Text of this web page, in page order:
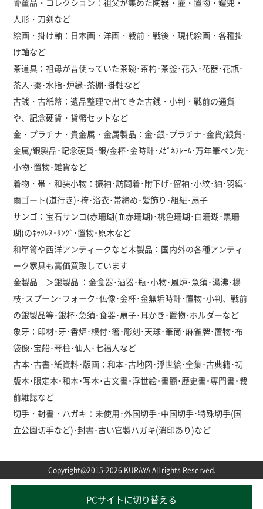
人形・刀剣など
絵画・掛け軸：日本画・洋画・戦前・戦後・現代絵画・各種掛
け軸など
茶道具：祖母が昔使っていた茶碗･茶杓･茶釜･花入･花器･花瓶･
茶入･棗･水指･炉縁･茶棚･掛軸など
古銭・古紙幣：遺品整理で出てきた古銭・小判・戦前の通貨
や、記念硬貨・貨幣セットなど
金・プラチナ・貴金属・金属製品：金･銀･プラチナ･金貨/銀貨･
金属/銀製品･記念硬貨･銀/金杯･金時計･ﾒｶﾞﾈﾌﾚｰﾑ･万年筆ペン先･
小物･置物･雑貨など
着物・帯・和装小物：振袖･訪問着･附下げ･留袖･小紋･紬･羽織･
雨ゴート(道行き)･袴･浴衣･帯締め･髪飾り･組紐･扇子
サンゴ：宝石サンゴ(赤珊瑚(血赤珊瑚)･桃色珊瑚･白珊瑚･黒珊
瑚)のﾈｯｸﾚｽ･ﾘﾝｸﾞ･置物･原木など
和箪笥や西洋アンティークなど木製品：国内外の各種アンティ
ーク家具も高価買取しています
金製品 ＞銀製品 ：金食器･酒器･瓶･小物･風炉･急須･湯沸･楊
枝･スプーン･フォーク･仏像･金杯･金無垢時計･置物･小判、戦前
の銀製品等･銀杯･急須･食器･扇子･耳かき･置物･ホルダーなど
象牙：印材･牙･香炉･根付･箸･彫刻･天球･筆筒･麻雀牌･置物･布
袋像･宝船･琴柱･仙人･七福人など
古本･古書･紙資料･版画：和本･古地図･浮世絵･全集･古典籍･初
版本･限定本･和本･写本･古文書･浮世絵･書簡･歴史書･専門書･戦
前雑誌など
切手・封書・ハガキ：未使用･外国切手･中国切手･特殊切手(国
立公園切手など)･封書･古い官製ハガキ(消印あり)など
Copyright@2015-2026 KURAYA All rights Reserved.
PCサイトに切り替える